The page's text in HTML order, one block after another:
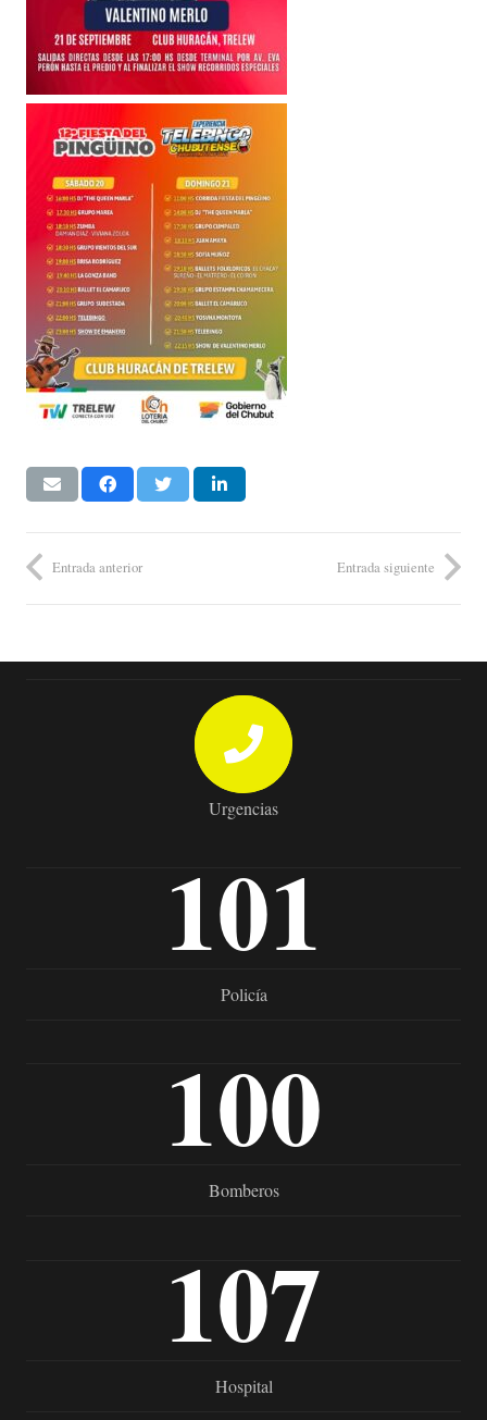
Entrada anterior Entrada siguiente
Urgencias
101
Policía
100
Bomberos
107
Hospital